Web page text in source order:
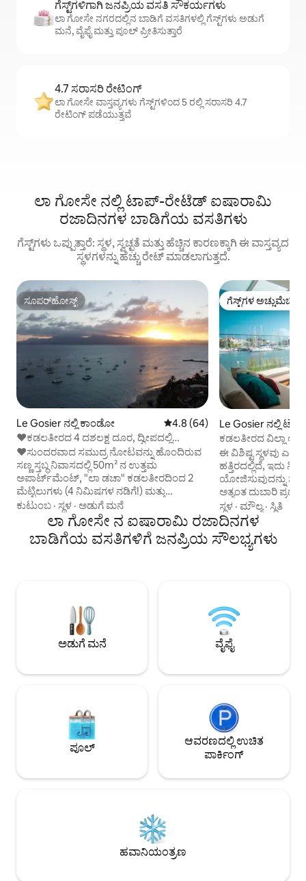
ಗೆಸ್ಟ್‌ಗಳಿಗಾಗಿ ಜನಪ್ರಿಯ ವಸತಿ ಸೌಕರ್ಯಗಳು
ಲಾ ಗೋಸೇ ನಗರದಲ್ಲಿನ ಬಾಡಿಗೆ ವಸತಿಗಳಲ್ಲಿ ಗೆಸ್ಟ್‌ಗಳು ಅಡುಗೆ
ಮನೆ, ವೈಫೈ ಮತ್ತು ಪೂಲ್ ಪ್ರೀತಿಸುತ್ತಾರೆ
4.7 ಸರಾಸರಿ ರೇಟಿಂಗ್
ಲಾ ಗೋಸೇ ವಾಸ್ತವ್ಯಗಳು ಗೆಸ್ಟ್‌ಗಳಿಂದ 5 ರಲ್ಲಿ ಸರಾಸರಿ 4.7
ರೇಟಿಂಗ್ ಪಡೆಯುತ್ತವೆ
ಲಾ ಗೋಸೇ ನಲ್ಲಿ ಟಾಪ್-ರೇಟೆಡ್ ಐಷಾರಾಮಿ
ರಜಾದಿನಗಳ ಬಾಡಿಗೆಯ ವಸತಿಗಳು
ಗೆಸ್ಟ್‌ಗಳು ಒಪ್ಪುತ್ತಾರೆ: ಸ್ಥಳ, ಸ್ವಚ್ಛತೆ ಮತ್ತು ಹೆಚ್ಚಿನ ಕಾರಣಕ್ಕಾಗಿ ಈ ವಾಸ್ತವ್ಯದ
ಸ್ಥಳಗಳನ್ನು ಹೆಚ್ಚು ರೇಟ್ ಮಾಡಲಾಗುತ್ತದೆ.
ಸೂಪರ್‌ಹೋಸ್ಟ್
ಸೂಪರ್‌ಹೋಸ್ಟ್
Le Gosier ನಲ್ಲಿ ಕಾಂಡೋ 5 ರಲ್ಲಿ 4.8 ಸರಾಸರಿ ರೇಟಿಂಗ್, 64
4.8 (64)
❤ಕಡಲತೀರದ 4 ದಶಲಕ್ಷ ದೂರ, ದ್ವೀಪದಲ್ಲಿ
ಸಮುದ್ರದ ನೋಟ, ಸಂಪೂರ್ಣ ವಿಶ್ರಾಂತಿ❤
❤ಸುಂದರವಾದ ಸಮುದ್ರ ನೋಟವನ್ನು ಹೊಂದಿರುವ
ಸಣ್ಣ ಸ್ತಬ್ಧ ನಿವಾಸದಲ್ಲಿ 50m² ನ ಉತ್ತಮ
ಅಪಾರ್ಟ್‌ಮೆಂಟ್, "ಲಾ ಡಚಾ" ಕಡಲತೀರದಿಂದ 2
ಮೆಟ್ಟಿಲುಗಳು (4 ನಿಮಿಷಗಳ ನಡಿಗೆ!) ಮತ್ತು
ಗೋಸಿಯರ್ ದ್ವೀಪದ ಮುಂದೆ! ಅಪಾರ್ಟ್❤‌ಮೆಂಟ್
ಇವುಗಳನ್ನು ಒಳಗೊಂಡಿದೆ - ದ್ವೀಪದ ನೋಟವನ್ನು
ಹೊಂದಿರುವ 1 ಅದ್ಭುತ ಅಡುಗೆಮನೆ, - ದ್ವೀಪವನ್ನು
ನೋಡುತ್ತಿರುವ 1 ದೊಡ್ಡ ಲಿವಿಂಗ್ ರೂಮ್, - ತುಂಬಾ
ಡೆಕ್‌ಚೇರ್‌ನಲ್ಲಿ ಸೂರ್ಯನನ್ನು ಆನಂದಿಸುವಾಗ ❤
ಅದರ ದೊಡ್ಡ ಟೆರೇಸ್ ನಿಮಗೆ ಊಟ ಮಾಡಲು
ಅನುವು ಮಾಡಿಕೊಡುತ್ತದೆ!
ಕುಟುಂಬ · ಸ್ಥಳ · ಅಡುಗೆ ಮನೆ
ಗೆಸ್ಟ್‌ಗಳ
ಗೆಸ್ಟ್‌ಗಳ
Le Gosier ನಲ್ಲಿ
ಕಡಲತೀರದ ವಿಲ್ಲಾ
ಡಾಕ್
ಈ ವಿಶಿಷ್ಟ ಸ್ಥಳವು
ಹತ್ತಿರದಲ್ಲಿದೆ, ಇದು
ಯೋಜಿಸುವುದನ್ನು
ಅತ್ಯಂತ ದುಬಾರಿ
ನಿಲ್ದಾಣದಿಂದ 15
ಅಪಾರ್ಟ್‌ಮೆಂಟ್,
ಹವಾನಿಯಂತ್ರಣ,
ಗಾರ್ಡನ್ ಮತ್ತು
ದೋಣಿಗಳನ್ನು ಮೂರ್
ಪಡೆಯುವ ಸಾಧ್ಯತೆ.
ಸ್ಥಳ · ಮೌಲ್ಯ·ಸ್ಥಿತಿ
ಲಾ ಗೋಸೇ ನ ಐಷಾರಾಮಿ ರಜಾದಿನಗಳ
ಬಾಡಿಗೆಯ ವಸತಿಗಳಿಗೆ ಜನಪ್ರಿಯ ಸೌಲಭ್ಯಗಳು
ಅಡುಗೆ ಮನೆ ವೈಫೈ
ಪೂಲ್
ಆವರಣದಲ್ಲಿ ಉಚಿತ
ಪಾರ್ಕಿಂಗ್
ಹವಾನಿಯಂತ್ರಣ